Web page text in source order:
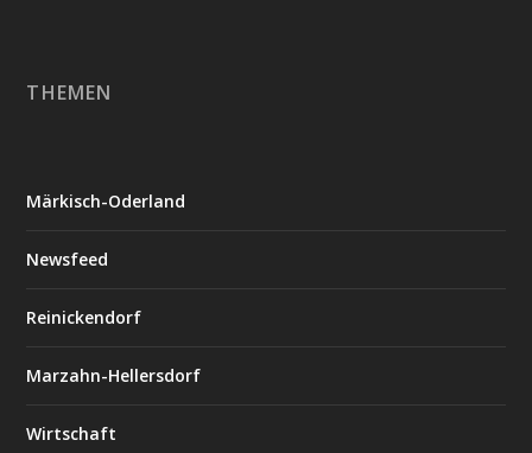
THEMEN
Märkisch-Oderland
Newsfeed
Reinickendorf
Marzahn-Hellersdorf
Wirtschaft